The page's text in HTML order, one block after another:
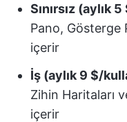
Sınırsız (aylık
Pano, Gösterge
içerir
İş (aylık 9 $/
Zihin Haritaları
içerir